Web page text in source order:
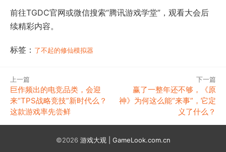
前往TGDC官网或微信搜索“腾讯游戏学堂”，观看大会后
续精彩内容。
标签： 了不起的修仙模拟器
上一篇
巨作频出的电竞品类，会迎
来“TPS战略竞技”新时代么？
这款游戏率先尝鲜
下一篇
赢了一整年还不够，《原
神》为何这么能“来事”，它定
义了什么？
©2026 游戏大观 | GameLook.com.cn